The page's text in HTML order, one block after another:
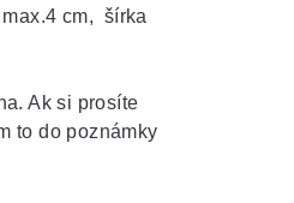
cm, šírka
Ak si prosíte
to do poznámky